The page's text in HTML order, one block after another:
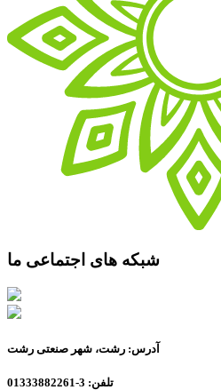
شبکه های اجتماعی ما
آدرس: رشت، شهر صنعتی رشت
تلفن: 3-01333882261